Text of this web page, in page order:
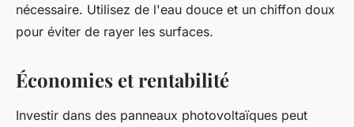
nécessaire. Utilisez de l'eau douce et un chiffon doux
pour éviter de rayer les surfaces.
Économies et rentabilité
Investir dans des panneaux photovoltaïques peut